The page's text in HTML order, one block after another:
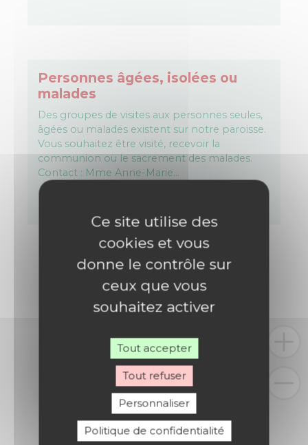
Personnes âgées, isolées ou
malades
Des groupes de visites aux personnes seules,
âgées ou malades existent sur notre paroisse.
Vous souhaitez être visité, recevoir la
communion ou le sacrement des malades.
Contact : Mme Anne-Marie…
Ce site utilise des
cookies et vous
donne le contrôle sur
ceux que vous
souhaitez activer
Tout accepter
Tout refuser
Personnaliser
Politique de confidentialité